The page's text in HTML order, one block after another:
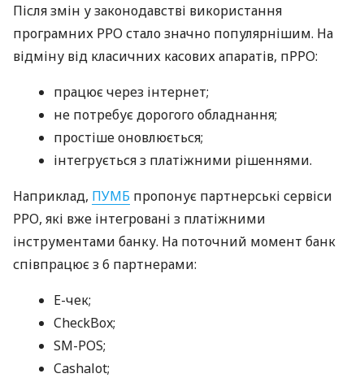
Після змін у законодавстві використання
програмних РРО стало значно популярнішим. На
відміну від класичних касових апаратів, пРРО:
працює через інтернет;
не потребує дорогого обладнання;
простіше оновлюється;
інтегрується з платіжними рішеннями.
Наприклад, ПУМБ пропонує партнерські сервіси
РРО, які вже інтегровані з платіжними
інструментами банку. На поточний момент банк
співпрацює з 6 партнерами:
E-чек;
CheckBox;
SM-POS;
Cashalot;